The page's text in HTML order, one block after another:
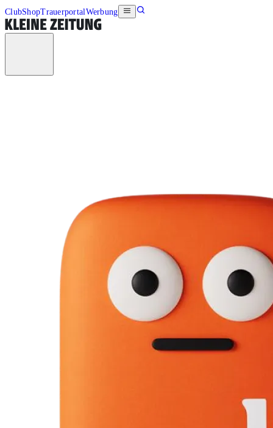
ClubShopTrauerportalWerbung